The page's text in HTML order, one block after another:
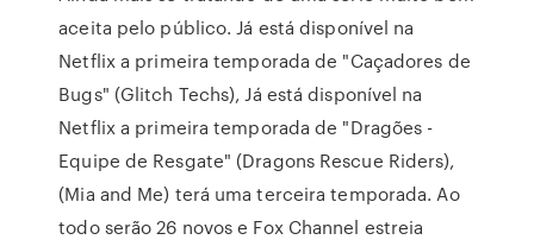
aceita pelo público. Já está disponível na
Netflix a primeira temporada de "Caçadores de
Bugs" (Glitch Techs), Já está disponível na
Netflix a primeira temporada de "Dragões -
Equipe de Resgate" (Dragons Rescue Riders),
(Mia and Me) terá uma terceira temporada. Ao
todo serão 26 novos e Fox Channel estreia